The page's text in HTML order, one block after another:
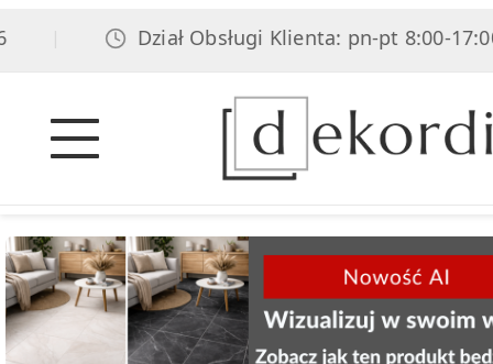
Dział Obsługi Klienta: pn-pt 8:00-17:00,